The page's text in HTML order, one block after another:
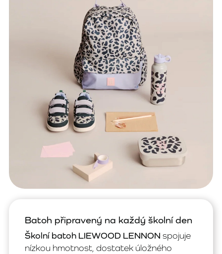
Batoh připravený na každý školní den
Školní batoh LIEWOOD LENNON spojuje
nízkou hmotnost, dostatek úložného